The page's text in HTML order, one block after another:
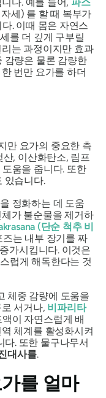
다. 예를 들어, 파스
세) 를 할 때 복부가
. 이때 몸은 자연스
를 더 깊게 구부릴
는 과정이지만 효과
감량은 물론 감량한
번만 요가를 하더
만 요가의 중요한 측
산, 이산화탄소, 림프
움을 줍니다. 또한
있습니다.
정화하는 데 도움
가 불순물을 제거하
(단순 척추 비
는 내부 장기를 짜
가시킵니다. 이것은
럽게 해독한다는 것
체중 감량에 도움을
서거나, 비파리타
이 자연스럽게 배
체계를 활성화시켜
다. 또한 물구나무서
대사를.
를 얼마